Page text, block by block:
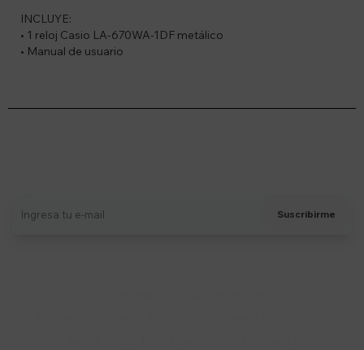
INCLUYE:
• 1 reloj Casio LA-670WA-1DF metálico
• Manual de usuario
Suscribirme